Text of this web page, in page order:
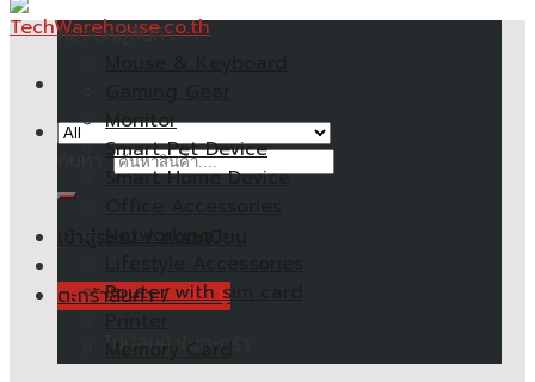
ตะกร้าสินค้า /0.00฿
ไม่มีสินค้าในตะกร้า
หมวดหมู่สินค้า
Monitor
Smart Pet Device
Smart Home Device
Router with sim card
Memory Card